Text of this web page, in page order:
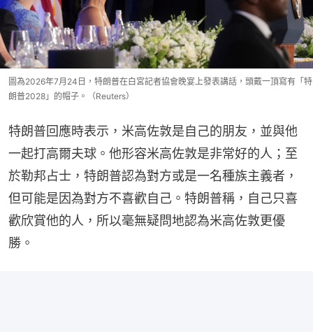
圖為2026年7月24日，特朗普在白宮記者協會晚宴上發表講話，頭戴一頂寫有「特
朗普2028」的帽子。（Reuters）
特朗普回應時表示，米高佐敦是自己的朋友，並與他
一起打高爾夫球。他形容米高佐敦是非常好的人；至
於勒邦占士，特朗普認為對方或是一名種族主義者，
但可能是因為對方不喜歡自己。特朗普稱，自己只喜
歡欣賞他的人，所以毫無疑問地認為米高佐敦更優
勝。